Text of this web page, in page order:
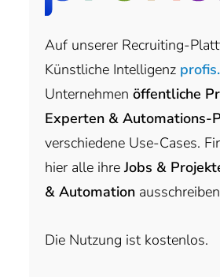
Auf unserer Recruiting-
Künstliche Intelligenz
Unternehmen öffentliche
Experten & Automations-
verschiedene Use-Cases.
hier alle ihreJobs &
& Automation
Die Nutzung ist kostenlos.